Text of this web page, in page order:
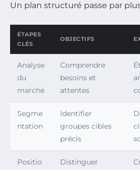
Un plan structuré passe par
ÉTAPES
CLÉS
OBJECTIFS
Analyse
du
marché
Comprendre
besoins et
attentes
Segme
ntation
Identifier
groupes cibles
précis
Positio Distinguer